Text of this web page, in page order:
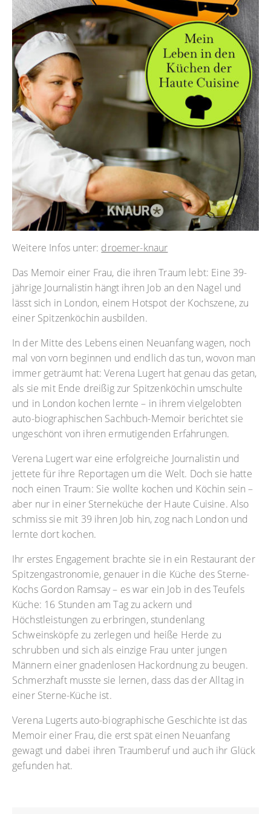
Weitere Infos unter: droemer-knaur
Das Memoir einer Frau, die ihren Traum lebt: Eine 39-
jährige Journalistin hängt ihren Job an den Nagel und
lässt sich in London, einem Hotspot der Kochszene, zu
einer Spitzenköchin ausbilden.
In der Mitte des Lebens einen Neuanfang wagen, noch
mal von vorn beginnen und endlich das tun, wovon man
immer geträumt hat: Verena Lugert hat genau das getan,
als sie mit Ende dreißig zur Spitzenköchin umschulte
und in London kochen lernte – in ihrem vielgelobten
auto-biographischen Sachbuch-Memoir berichtet sie
ungeschönt von ihren ermutigenden Erfahrungen.
Verena Lugert war eine erfolgreiche Journalistin und
jettete für ihre Reportagen um die Welt. Doch sie hatte
noch einen Traum: Sie wollte kochen und Köchin sein –
aber nur in einer Sterneküche der Haute Cuisine. Also
schmiss sie mit 39 ihren Job hin, zog nach London und
lernte dort kochen.
Ihr erstes Engagement brachte sie in ein Restaurant der
Spitzengastronomie, genauer in die Küche des Sterne-
Kochs Gordon Ramsay – es war ein Job in des Teufels
Küche: 16 Stunden am Tag zu ackern und
Höchstleistungen zu erbringen, stundenlang
Schweinsköpfe zu zerlegen und heiße Herde zu
schrubben und sich als einzige Frau unter jungen
Männern einer gnadenlosen Hackordnung zu beugen.
Schmerzhaft musste sie lernen, dass das der Alltag in
einer Sterne-Küche ist.
Verena Lugerts auto-biographische Geschichte ist das
Memoir einer Frau, die erst spät einen Neuanfang
gewagt und dabei ihren Traumberuf und auch ihr Glück
gefunden hat.